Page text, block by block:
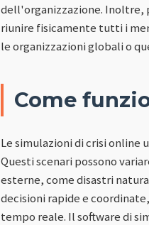
dell'organizzazione. Inoltre,
riunire fisicamente tutti i
le organizzazioni globali o
Come
Le simulazioni di crisi
Questi scenari possono
esterne, come disastri
decisioni rapide e
tempo reale. Il software di